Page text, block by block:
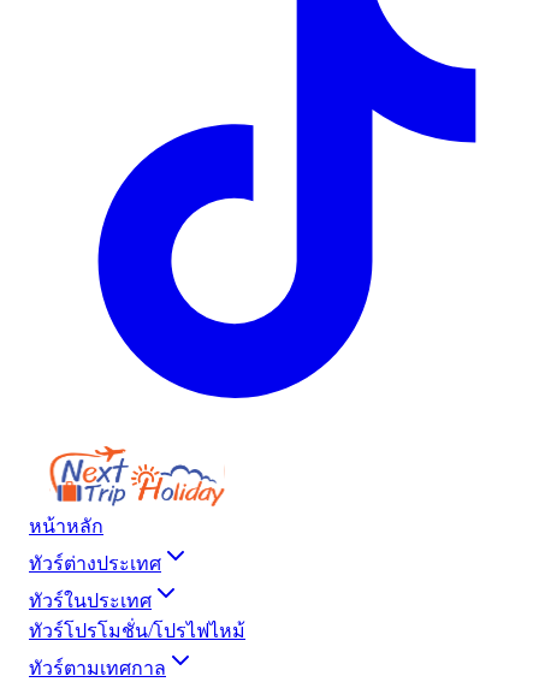
หน้าหลัก
ทัวร์ต่างประเทศ
ทัวร์ในประเทศ
ทัวร์โปรโมชั่น/โปรไฟไหม้
ทัวร์ตามเทศกาล